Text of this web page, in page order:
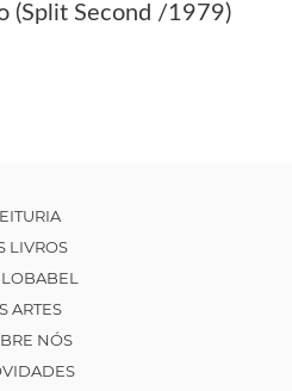
(Split Second /1979)
LIVROS
ARTES
NÓS